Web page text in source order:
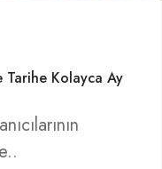
Tarihe Kolayca Ay